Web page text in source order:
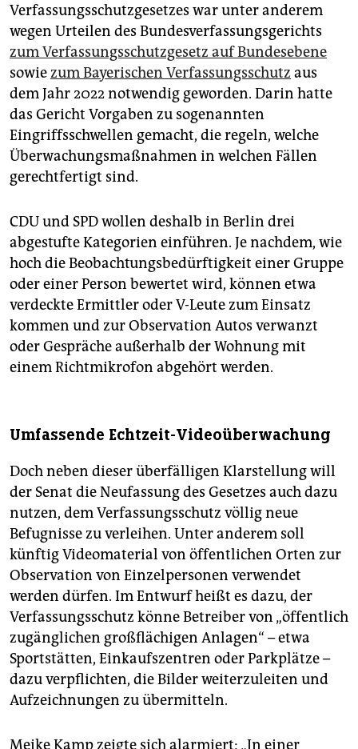
Verfassungsschutzgesetzes war unter anderem
wegen Urteilen des Bundesverfassungsgerichts
zum Verfassungsschutzgesetz auf Bundesebene
sowiezum Bayerischen Verfassungsschutz aus
dem Jahr 2022 notwendig geworden. Darin hatte
das Gericht Vorgaben zu sogenannten
Eingriffsschwellen gemacht, die regeln, welche
Überwachungsmaßnahmen in welchen Fällen
gerechtfertigt sind.
CDU und SPD wollen deshalb in Berlin drei
abgestufte Kategorien einführen. Je nachdem, wie
hoch die Beobachtungsbedürftigkeit einer Gruppe
oder einer Person bewertet wird, können etwa
verdeckte Ermittler oder V-Leute zum Einsatz
kommen und zur Observation Autos verwanzt
oder Gespräche außerhalb der Wohnung mit
einem Richtmi­krofon abgehört werden.
Umfassende Echtzeit-Videoüberwachung
Doch neben dieser überfälligen Klarstellung will
der Senat die Neufassung des Gesetzes auch dazu
nutzen, dem Verfassungsschutz völlig neue
Befugnisse zu verleihen. Unter anderem soll
künftig Videomaterial von öffentlichen Orten zur
Observation von Einzelpersonen verwendet
werden dürfen. Im Entwurf heißt es dazu, der
Verfassungsschutz könne Betreiber von „öffentlich
zugänglichen großflächigen Anlagen“ – etwa
Sportstätten, Einkaufszentren oder Parkplätze –
dazu verpflichten, die Bilder weiterzuleiten und
Aufzeichnungen zu übermitteln.
Meike Kamp zeigte sich alarmiert: „In einer